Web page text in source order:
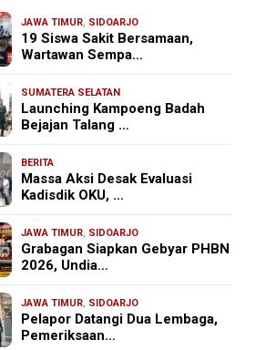
JAWA TIMUR, SIDOARJO
19 Siswa Sakit Bersamaan,
Wartawan Sempa…
SUMATERA SELATAN
Launching Kampoeng Badah
Bejajan Talang …
BERITA
Massa Aksi Desak Evaluasi
Kadisdik OKU, …
JAWA TIMUR, SIDOARJO
Grabagan Siapkan Gebyar PHBN
2026, Undia…
JAWA TIMUR, SIDOARJO
Pelapor Datangi Dua Lembaga,
Pemeriksaan…